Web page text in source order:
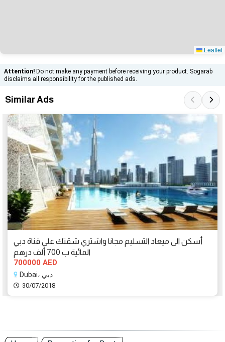
Leaflet
Attention! Do not make any payment before receiving your product. Sogarab
disclaims all responsibility for the published ads.
Similar Ads
أسكن الى ميعاد التسليم مجانا واشتري شقتك علي قناة دبي
المائية ب 700 ألف درهم
700000 AED
Dubai، دبي
30/07/2018